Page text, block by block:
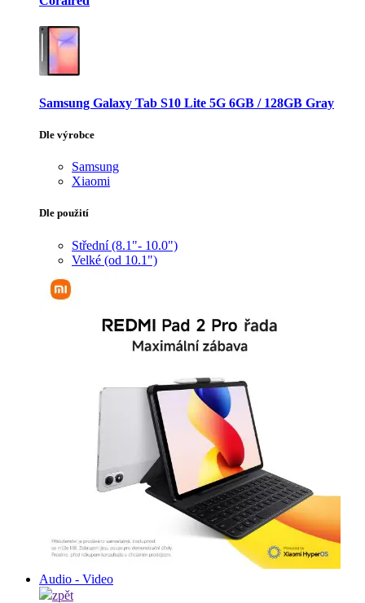
Samsung Galaxy Tab S10 Lite 5G 6GB / 128GB Gray
Dle výrobce
Samsung
Xiaomi
Dle použití
Střední (8.1"- 10.0")
Velké (od 10.1")
Audio - Video
zpět